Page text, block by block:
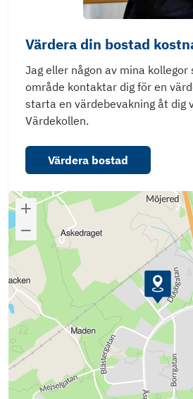
Värdera din bostad
Jag eller någon av mina
område kontaktar dig för en
starta en värdebevakning åt dig
Värdekollen.
Värdera bostad